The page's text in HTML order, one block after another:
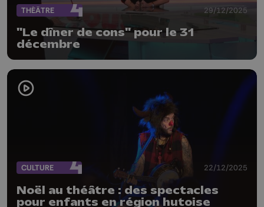
THÉÂTRE 29/12/2025
"Le dîner de cons" pour le 31
décembre
CULTURE 22/12/2025
Noël au théâtre : des spectacles
pour enfants en région hutoise